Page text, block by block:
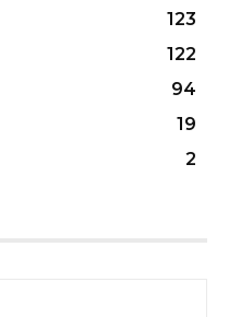
123
122
94
19
2